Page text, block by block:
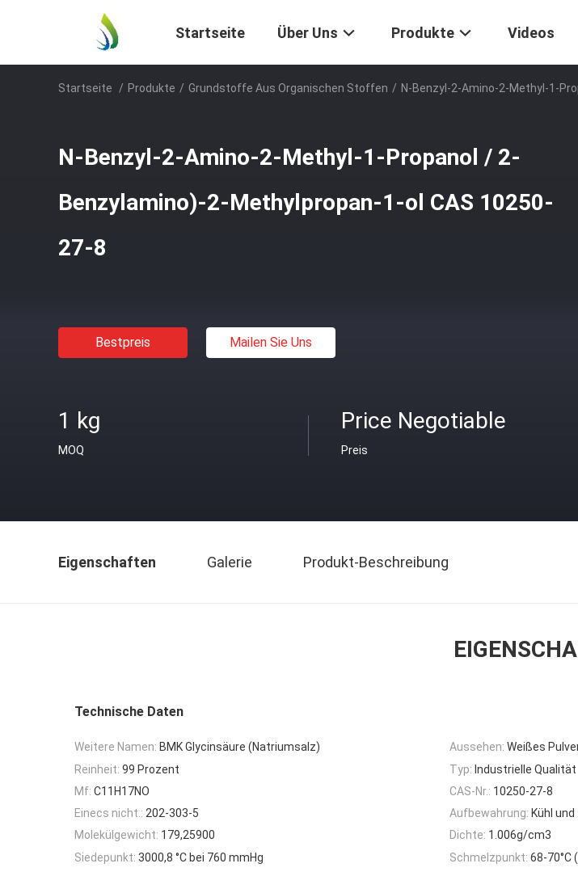
Startseite Über Uns Produkte Videos
Startseite / Produkte / Grundstoffe Aus Organischen Stoffen / N-Benzyl-2-Amino-2-Methyl-1-
N-Benzyl-2-Amino-2-Methyl-1-Propanol / 2-
Benzylamino)-2-Methylpropan-1-ol CAS 10250-
27-8
Bestpreis Mailen Sie Uns
1 kg
MOQ
Price Negotiable
Preis
Eigenschaften Galerie Produkt-Beschreibung
Technische Daten
Weitere Namen: BMK Glycinsäure (Natriumsalz) Aussehen: Weißes
Reinheit: 99 Prozent Typ: Industrielle Qualität
Mf: C11H17NO CAS-Nr.: 10250-27-8
Einecs nicht.: 202-303-5 Aufbewahrung: Kühl
Molekülgewicht: 179,25900 Dichte: 1.006g/cm3
Siedepunkt: 3000,8 °C bei 760 mmHg Schmelzpunkt: 68-70°C